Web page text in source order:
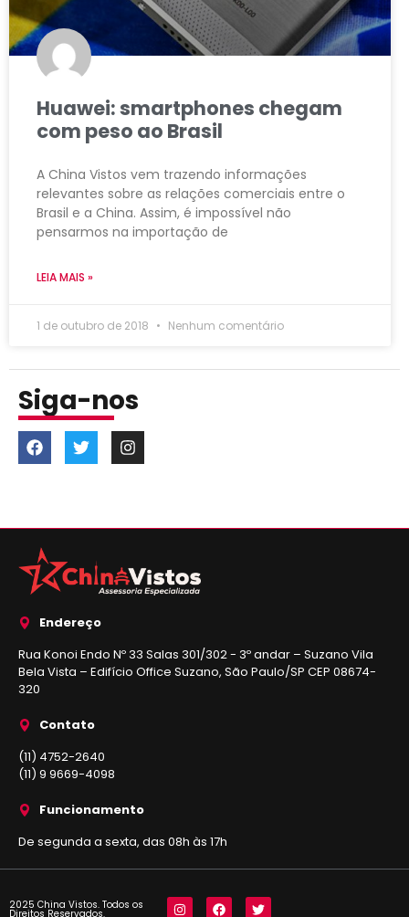
Huawei: smartphones chegam
com peso ao Brasil
A China Vistos vem trazendo informações
relevantes sobre as relações comerciais entre o
Brasil e a China. Assim, é impossível não
pensarmos na importação de
LEIA MAIS »
1 de outubro de 2018 Nenhum comentário
Siga-nos
Endereço
Rua Konoi Endo Nº 33 Salas 301/302 - 3º andar – Suzano Vila
Bela Vista – Edifício Office Suzano, São Paulo/SP CEP 08674-
320
Contato
(11) 4752-2640
(11) 9 9669-4098
Funcionamento
De segunda a sexta, das 08h às 17h
2025 China Vistos. Todos os
Direitos Reservados.